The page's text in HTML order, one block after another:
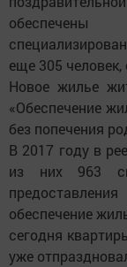
еще 305
Новое жилье
«Обеспечение
без попечения
В 2017 году в
из них 963
обеспечение
сегодня
уже